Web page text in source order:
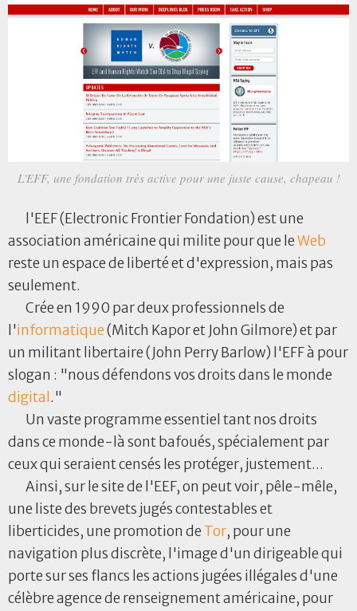
L'EFF, une fondation très active pour une juste cause, chapeau !
l'EEF (Electronic Frontier Fondation) est une
association américaine qui milite pour que leWeb
reste un espace de liberté et d'expression, mais pas
seulement.
Crée en 1990 par deux professionnels de
l'informatique(Mitch Kapor et John Gilmore) et par
un militant libertaire (John Perry Barlow) l'EFF à pour
slogan : "nous défendons vos droits dans le monde
digital ."
Un vaste programme essentiel tant nos droits
dans ce monde-là sont bafoués, spécialement par
ceux qui seraient censés les protéger, justement...
Ainsi, sur le site de l'EEF, on peut voir, pêle-mêle,
une liste des brevets jugés contestables et
liberticides, une promotion de Tor, pour une
navigation plus discrète, l'image d'un dirigeable qui
porte sur ses flancs les actions jugées illégales d'une
célèbre agence de renseignement américaine, pour